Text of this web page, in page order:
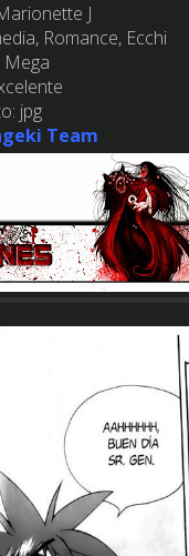
J
Romance, Ecchi
Mega
jpg
Team